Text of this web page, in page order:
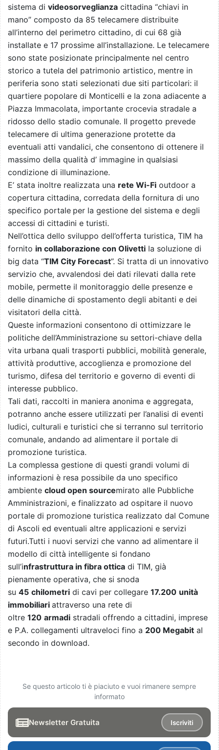
sistema di videosorveglianza cittadina “chiavi in
mano” composto da 85 telecamere distribuite
all’interno del perimetro cittadino, di cui 68 già
installate e 17 prossime all’installazione. Le telecamere
sono state posizionate principalmente nel centro
storico a tutela del patrimonio artistico, mentre in
periferia sono stati selezionati due siti particolari: il
quartiere popolare di Monticelli e la zona adiacente a
Piazza Immacolata, importante crocevia stradale a
ridosso dello stadio comunale. Il progetto prevede
telecamere di ultima generazione protette da
eventuali atti vandalici, che consentono di ottenere il
massimo della qualità d’ immagine in qualsiasi
condizione di illuminazione.
E’ stata inoltre realizzata una rete Wi-Fi outdoor a
copertura cittadina, corredata della fornitura di uno
specifico portale per la gestione del sistema e degli
accessi di cittadini e turisti.
Nell’ottica dello sviluppo dell’offerta turistica, TIM ha
fornito in collaborazione con Olivetti la soluzione di
big data “TIM City Forecast”. Si tratta di un innovativo
servizio che, avvalendosi dei dati rilevati dalla rete
mobile, permette il monitoraggio delle presenze e
delle dinamiche di spostamento degli abitanti e dei
visitatori della città.
Queste informazioni consentono di ottimizzare le
politiche dell’Amministrazione su settori-chiave della
vita urbana quali trasporti pubblici, mobilità generale,
attività produttive, accoglienza e promozione del
turismo, difesa del territorio e governo di eventi di
interesse pubblico.
Tali dati, raccolti in maniera anonima e aggregata,
potranno anche essere utilizzati per l’analisi di eventi
ludici, culturali e turistici che si terranno sul territorio
comunale, andando ad alimentare il portale di
promozione turistica.
La complessa gestione di questi grandi volumi di
informazioni è resa possibile da uno specifico
ambiente cloud open sourcemirato alle Pubbliche
Amministrazioni, e finalizzato ad ospitare il nuovo
portale di promozione turistica realizzato dal Comune
di Ascoli ed eventuali altre applicazioni e servizi
futuri.Tutti i nuovi servizi che vanno ad alimentare il
modello di città intelligente si fondano
sull’infrastruttura in fibra ottica di TIM, già
pienamente operativa, che si snoda
su 45 chilometri di cavi per collegare 17.200 unità
immobiliari attraverso una rete di
oltre 120 armadi stradali offrendo a cittadini, imprese
e P.A. collegamenti ultraveloci fino a 200 Megabit al
secondo in download.
Se questo articolo ti è piaciuto e vuoi rimanere sempre
informato
Newsletter Gratuita Iscriviti